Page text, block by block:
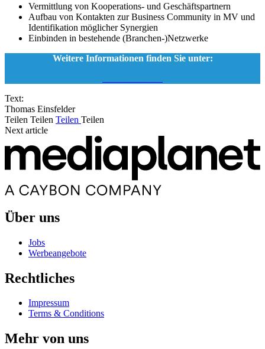
Vermittlung von Kooperations- und Geschäftspartnern
Aufbau von Kontakten zur Business Community in MV und
Identifikation möglicher Synergien
Einbinden in bestehende (Branchen-)Netzwerke
Weitere Informationen finden Sie unter:
Text:
Thomas Einsfelder
Teilen Teilen Teilen Teilen
Next article
Über uns
Jobs
Werbeangebote
Rechtliches
Impressum
Terms & Conditions
Mehr von uns